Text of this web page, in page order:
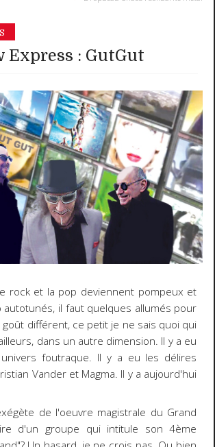
: GutGut
rock et la pop deviennent pompeux et
autotunés, il faut quelques allumés pour
différent, ce petit je ne sais quoi qui
dans un autre dimension. Il y a eu
foutraque. Il y a eu les délires
Vander et Magma. Il y a aujourd'hui
de l'oeuvre magistrale du Grand
d'un groupe qui intitule son 4ème